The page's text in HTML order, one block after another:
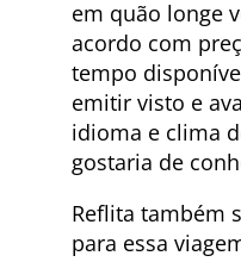
em quão longe
acordo com
tempo
emitir visto e
idioma e clima
gostaria de
Reflita também
para essa